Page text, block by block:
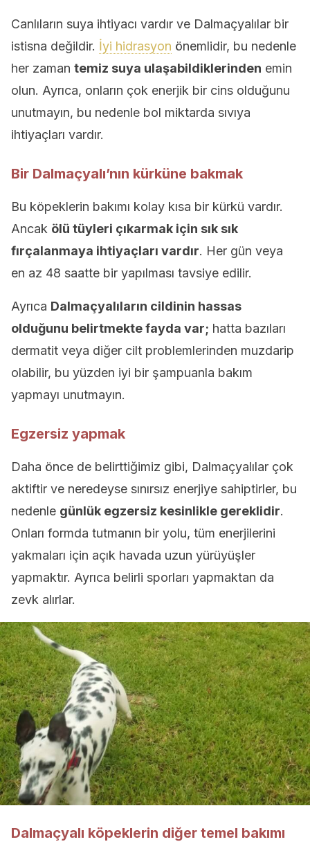
Canlıların suya ihtiyacı vardır ve Dalmaçyalılar bir
istisna değildir. İyi hidrasyon önemlidir, bu nedenle
her zaman temiz suya ulaşabildiklerinden emin
olun. Ayrıca, onların çok enerjik bir cins olduğunu
unutmayın, bu nedenle bol miktarda sıvıya
ihtiyaçları vardır.
Bir Dalmaçyalı’nın kürküne bakmak
Bu köpeklerin bakımı kolay kısa bir kürkü vardır.
Ancak ölü tüyleri çıkarmak için sık sık
fırçalanmaya ihtiyaçları vardır. Her gün veya
en az 48 saatte bir yapılması tavsiye edilir.
Ayrıca Dalmaçyalıların cildinin hassas
olduğunu belirtmekte fayda var; hatta bazıları
dermatit veya diğer cilt problemlerinden muzdarip
olabilir, bu yüzden iyi bir şampuanla bakım
yapmayı unutmayın.
Egzersiz yapmak
Daha önce de belirttiğimiz gibi, Dalmaçyalılar çok
aktiftir ve neredeyse sınırsız enerjiye sahiptirler, bu
nedenle günlük egzersiz kesinlikle gereklidir.
Onları formda tutmanın bir yolu, tüm enerjilerini
yakmaları için açık havada uzun yürüyüşler
yapmaktır. Ayrıca belirli sporları yapmaktan da
zevk alırlar.
Dalmaçyalı köpeklerin diğer temel bakımı